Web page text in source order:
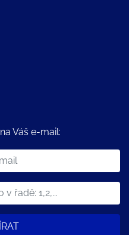
Váš e-mail: